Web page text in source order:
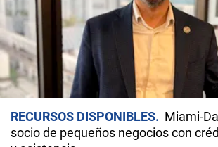
RECURSOS DISPONIBLES
Miami-
socio de pequeños negocios con